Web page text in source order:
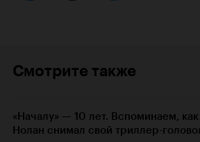
Смотрите также
«Началу» — 10 лет. Вспоминаем, как
Нолан снимал свой триллер-